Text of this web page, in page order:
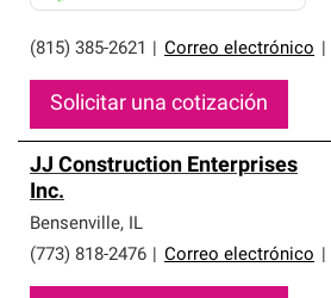
(815) 385-2621 Correo electrónico
Solicitar una cotización
JJ Construction Enterprises
Inc.
Bensenville, IL
(773) 818-2476
Correo electrónico